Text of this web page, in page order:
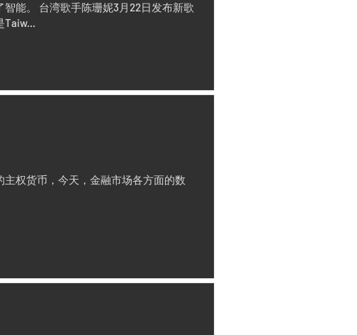
能。 台湾歌手陈珊妮3月22日发布新歌
Taiw...
权货币，今天，金融市场各方面的数